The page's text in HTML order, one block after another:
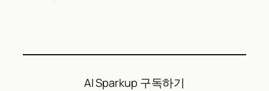
AI Sparkup 구독하기